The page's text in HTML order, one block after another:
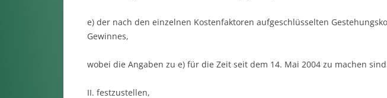
e) der nach den einzelnen Kostenfaktoren aufgeschlüsselten
Gewinnes,
wobei die Angaben zu e) für die Zeit seit dem 14. Mai 2004 zu machen
II. festzustellen,